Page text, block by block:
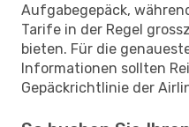
Aufgabegepäck,
Tarife in der Regel
bieten. Für die
Informationen sollten
Gepäckrichtlinie der